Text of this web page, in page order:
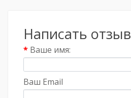
Написать отзыв
Ваше имя:
Ваш Email